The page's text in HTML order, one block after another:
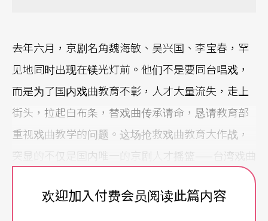
去年六月，京剧名角魏海敏、吴兴国、李宝春，罕
见地同时出现在镁光灯前。他们不是要同台唱戏，
而是为了国内戏曲教育不彰，人才大量流失，走上
街头，拉起白布条，替戏曲传承请命，恳请教育部
重视戏曲教学的问题。这场抢救戏曲教育大作战，
突显的不仅是国内唯一的京剧人才摇篮——台湾戏曲
学院的办学不力，更曝露出传统戏曲界，从京剧、
歌仔戏、豫剧到布袋戏等主流剧种，所面临的普遍
欢迎加入付费会员阅读此篇内容